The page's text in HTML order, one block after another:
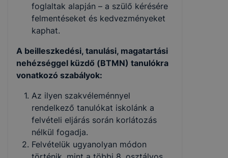
foglaltak alapján – a szülő ké­résére
felmentéseket és kedvezményeket
kaphat.
A beilleszkedési, tanulási, magatartási
nehézséggel küzdő (BTMN) tanulókra
vonatkozó szabályok:
Az ilyen szakvéleménnyel
rendelkező tanulókat iskolánk a
felvételi eljárás során korlátozás
nélkül fogadja.
Felvételük ugyanolyan módon